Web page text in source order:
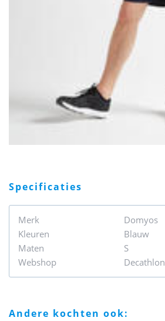
specificaties
Merk
Domyos
Kleuren
Blauw
Maten
S
Webshop
Decathlon
andere kochten ook: